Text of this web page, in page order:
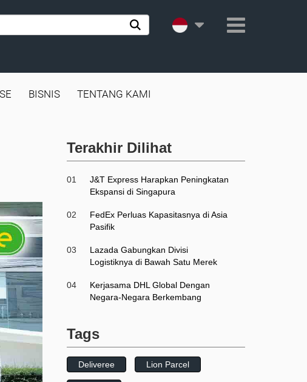
BISNIS TENTANG KAMI
Terakhir Dilihat
01
J&T Express Harapkan Peningkatan
Ekspansi di Singapura
02
FedEx Perluas Kapasitasnya di Asia
Pasifik
03
Lazada Gabungkan Divisi
Logistiknya di Bawah Satu Merek
04
Kerjasama DHL Global Dengan
Negara-Negara Berkembang
Tags
Deliveree Lion Parcel